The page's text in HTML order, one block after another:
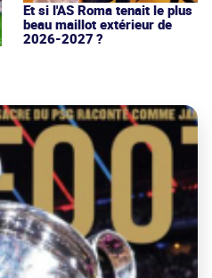
Et si l'AS Roma tenait le plus
beau maillot extérieur de
2026-2027 ?